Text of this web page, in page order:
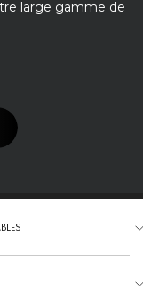
large gamme de